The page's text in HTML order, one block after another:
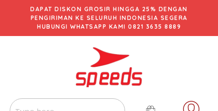
DAPAT DISKON GROSIR HINGGA 25% DENGAN
PENGIRIMAN KE SELURUH INDONESIA SEGERA
HUBUNGI WHATSAPP KAMI 0821 3635 8889